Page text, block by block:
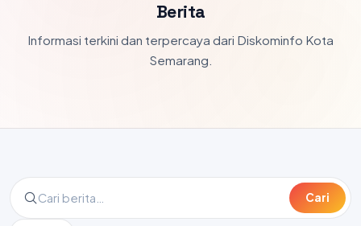
Berita
Informasi terkini dan terpercaya dari Diskominfo Kota
Semarang.
Cari